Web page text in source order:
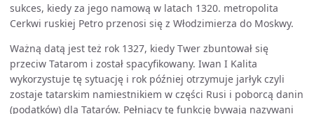
sukces, kiedy za jego namową w latach 1320. metropolita
Cerkwi ruskiej Petro przenosi się z Włodzimierza do Moskwy.
Ważną datą jest też rok 1327, kiedy Twer zbuntował się
przeciw Tatarom i został spacyfikowany. Iwan I Kalita
wykorzystuje tę sytuację i rok później otrzymuje jarłyk czyli
zostaje tatarskim namiestnikiem w części Rusi i poborcą danin
(podatków) dla Tatarów. Pełniący tę funkcję bywają nazywani